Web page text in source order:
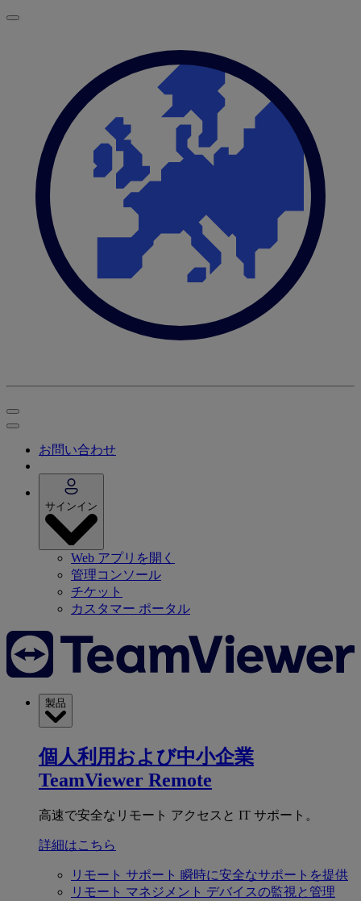
お問い合わせ
サインイン
Web アプリを開く
管理コンソール
チケット
カスタマー ポータル
製品
個人利用および中小企業
TeamViewer Remote
高速で安全なリモート アクセスと IT サポート。
詳細はこちら
リモート サポート 瞬時に安全なサポートを提供
リモート マネジメント デバイスの監視と管理